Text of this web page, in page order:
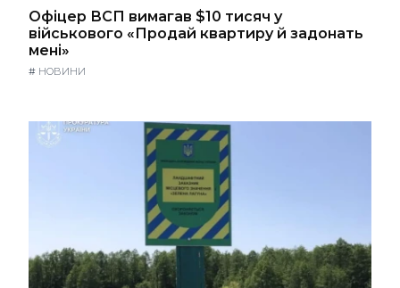
Офіцер ВСП вимагав $10 тисяч у
військового «Продай квартиру й задонать
мені»
# НОВИНИ